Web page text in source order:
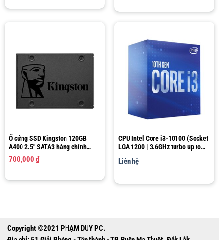
699,000 ₫.là:
Ổ cứng SSD Kingston 120GB
A400 2.5″ SATA3 hàng chính
hãng
700,000 ₫
CPU Intel Core i3-10100 (Socket
LGA 1200 | 3.6GHz turbo up to
Cache)
Liên hệ
Copyright ©2021 PHẠM DUY PC.